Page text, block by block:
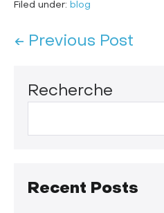
Filed under: blog
← Previous Post
Recherche
Recent Posts